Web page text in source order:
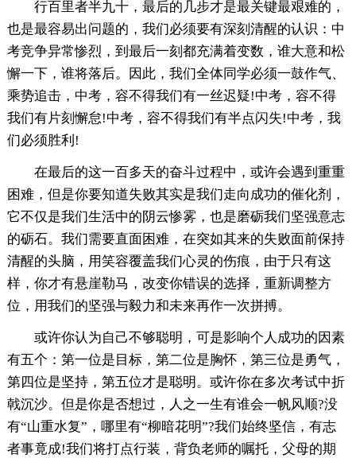
行百里者半九十，最后的几步才是最关键最艰难的，
也是最容易出问题的，我们必须要有深刻清醒的认识：中
考竞争异常惨烈，到最后一刻都充满着变数，谁大意和松
懈一下，谁将落后。因此，我们全体同学必须一鼓作气、
乘势追击，中考，容不得我们有一丝迟疑!中考，容不得
我们有片刻懈怠!中考，容不得我们有半点闪失!中考，我
们必须胜利!
在最后的这一百多天的奋斗过程中，或许会遇到重重
困难，但是你要知道失败其实是我们走向成功的催化剂，
它不仅是我们生活中的阴云惨雾，也是磨砺我们坚强意志
的砺石。我们需要直面困难，在突如其来的失败面前保持
清醒的头脑，用笑容覆盖我们心灵的伤痕，由于只有这
样，你才有悬崖勒马，改变你错误的选择，重新调整方
位，用我们的坚强与毅力和未来再作一次拼搏。
或许你认为自己不够聪明，可是影响个人成功的因素
有五个：第一位是目标，第二位是胸怀，第三位是勇气，
第四位是坚持，第五位才是聪明。或许你在多次考试中折
戟沉沙。但是你是否想过，人之一生有谁会一帆风顺?没
有“山重水复”，哪里有“柳暗花明”?我们始终坚信，有志
者事竟成!我们将打点行装，背负老师的嘱托，父母的期